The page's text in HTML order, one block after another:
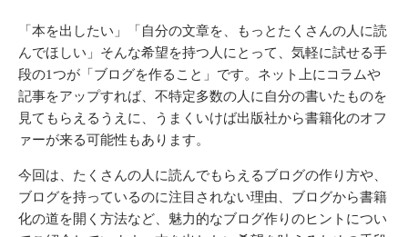
「本を出したい」「自分の文章を、もっとたくさんの人に読
んでほしい」そんな希望を持つ人にとって、気軽に試せる手
段の1つが「ブログを作ること」です。ネット上にコラムや
記事をアップすれば、不特定多数の人に自分の書いたものを
見てもらえるうえに、うまくいけば出版社から書籍化のオフ
ァーが来る可能性もあります。
今回は、たくさんの人に読んでもらえるブログの作り方や、
ブログを持っているのに注目されない理由、ブログから書籍
化の道を開く方法など、魅力的なブログ作りのヒントについ